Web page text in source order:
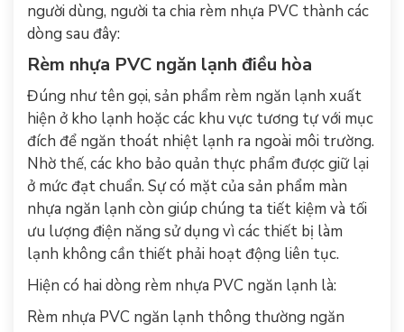
người dùng, người ta chia rèm nhựa PVC thành các
dòng sau đây:
Rèm nhựa PVC ngăn lạnh điều hòa
Đúng như tên gọi, sản phẩm rèm ngăn lạnh xuất
hiện ở kho lạnh hoặc các khu vực tương tự với mục
đích để ngăn thoát nhiệt lạnh ra ngoài môi trường.
Nhờ thế, các kho bảo quản thực phẩm được giữ lại
ở mức đạt chuẩn. Sự có mặt của sản phẩm màn
nhựa ngăn lạnh còn giúp chúng ta tiết kiệm và tối
ưu lượng điện năng sử dụng vì các thiết bị làm
lạnh không cần thiết phải hoạt động liên tục.
Hiện có hai dòng rèm nhựa PVC ngăn lạnh là:
Rèm nhựa PVC ngăn lạnh thông thường ngăn